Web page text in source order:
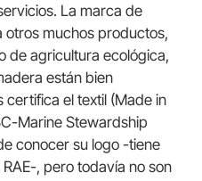
La marca de
otros muchos productos,
de agricultura ecológica,
están bien
certifica el textil (Made in
Marine Stewardship
conocer su logo -tiene
, pero todavía no son